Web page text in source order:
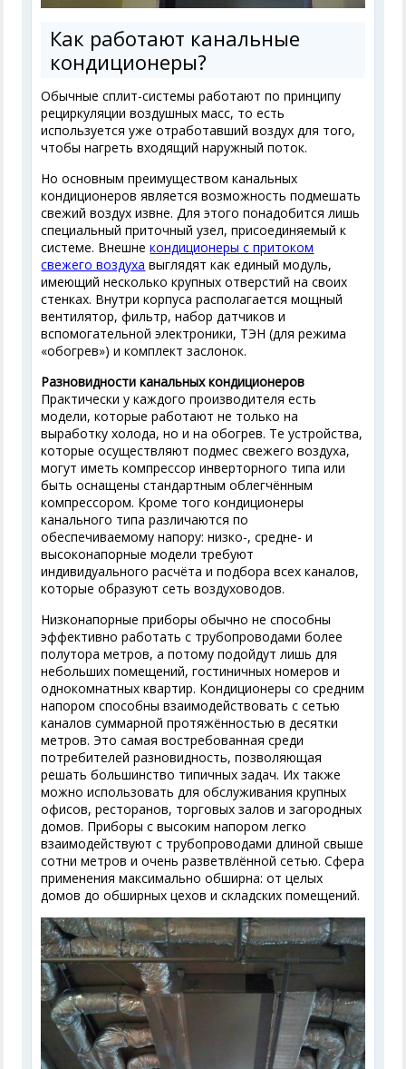
Как работают канальные
кондиционеры?
Обычные сплит-системы работают по принципу
рециркуляции воздушных масс, то есть
используется уже отработавший воздух для того,
чтобы нагреть входящий наружный поток.
Но основным преимуществом канальных
кондиционеров является возможность подмешать
свежий воздух извне. Для этого понадобится лишь
специальный приточный узел, присоединяемый к
системе. Внешнекондиционеры с притоком
свежего воздуха выглядят как единый модуль,
имеющий несколько крупных отверстий на своих
стенках. Внутри корпуса располагается мощный
вентилятор, фильтр, набор датчиков и
вспомогательной электроники, ТЭН (для режима
«обогрев») и комплект заслонок.
Разновидности канальных кондиционеров
Практически у каждого производителя есть
модели, которые работают не только на
выработку холода, но и на обогрев. Те устройства,
которые осуществляют подмес свежего воздуха,
могут иметь компрессор инверторного типа или
быть оснащены стандартным облегчённым
компрессором. Кроме того кондиционеры
канального типа различаются по
обеспечиваемому напору: низко-, средне- и
высоконапорные модели требуют
индивидуального расчёта и подбора всех каналов,
которые образуют сеть воздуховодов.
Низконапорные приборы обычно не способны
эффективно работать с трубопроводами более
полутора метров, а потому подойдут лишь для
небольших помещений, гостиничных номеров и
однокомнатных квартир. Кондиционеры со средним
напором способны взаимодействовать с сетью
каналов суммарной протяжённостью в десятки
метров. Это самая востребованная среди
потребителей разновидность, позволяющая
решать большинство типичных задач. Их также
можно использовать для обслуживания крупных
офисов, ресторанов, торговых залов и загородных
домов. Приборы с высоким напором легко
взаимодействуют с трубопроводами длиной свыше
сотни метров и очень разветвлённой сетью. Сфера
применения максимально обширна: от целых
домов до обширных цехов и складских помещений.